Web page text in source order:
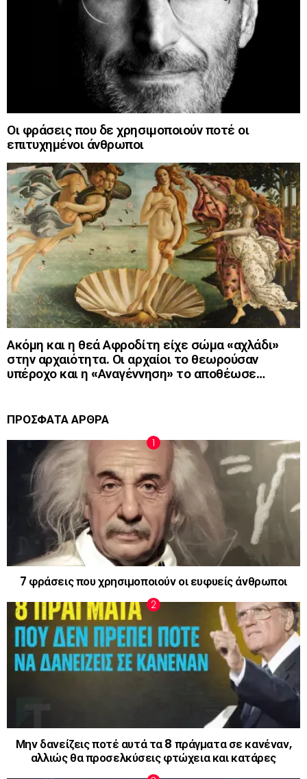
Οι φράσεις που δε χρησιμοποιούν ποτέ οι
επιτυχημένοι άνθρωποι
Ακόμη και η θεά Αφροδίτη είχε σώμα «αχλάδι»
στην αρχαιότητα. Οι αρχαίοι το θεωρούσαν
υπέροχο και η «Αναγέννηση» το αποθέωσε…
ΠΡΟΣΦΑΤΑ ΑΡΘΡΑ
7 φράσεις που χρησιμοποιούν οι ευφυείς άνθρωποι
Μην δανείζεις ποτέ αυτά τα 8 πράγματα σε κανέναν,
αλλιώς θα προσελκύσεις φτώχεια και κατάρες